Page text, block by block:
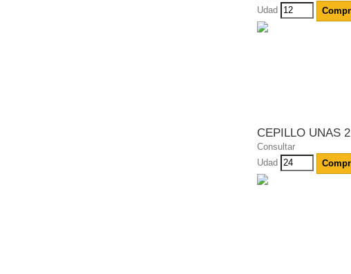
Udad
CEPILLO UNAS
Consultar
Udad